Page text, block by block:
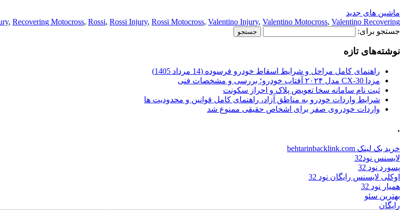
ماشین های جدید
, Recovering Motocross, Rossi, Rossi Injury, Rossi Motocross, Valentino Injury, Valentino Motocross, Valentino Recovering
جستجو برای:
نوشته‌های تازه
راهنمای کامل مراحل و شرایط اسقاط خودرو فرسوده (14 مرداد 1405)
مزدا CX-30 مدل ۲۰۲۴ آفتاب خودرو؛ بررسی و مشخصات فنی
ثبت نام سامانه سخا تعویض پلاک و احراز سکونت
شرایط واردات خودرو به مناطق آزاد، راهنمای کامل قوانین و محدودیت ها
واردات خودروی صفر برای اشخاص حقیقی ممنوع شد
.
خرید بک لینک behtarinbacklink.com
لایسنس نود32
پسورد نود 32
اوکلی لایسنس رایگان نود 32
همیار نود 32
بهترین سئو
رایگان